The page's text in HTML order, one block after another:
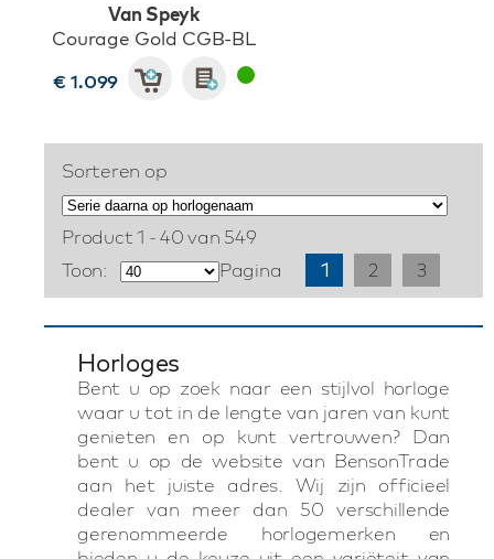
Van Speyk
Courage Gold CGB-BL
€ 1.099
Sorteren op
Product 1 - 40 van 549
Toon:
Pagina 1 2 3
Horloges
Bent u op zoek naar een stijlvol horloge
waar u tot in de lengte van jaren van kunt
genieten en op kunt vertrouwen? Dan
bent u op de website van BensonTrade
aan het juiste adres. Wij zijn officieel
dealer van meer dan 50 verschillende
gerenommeerde horlogemerken en